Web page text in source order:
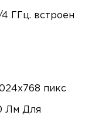
ГГц. встроен
пикс
Лм Для